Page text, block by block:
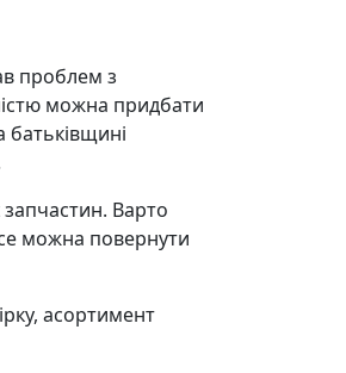
проблем з
можна придбати
батьківщині
Варто
можна повернути
асортимент